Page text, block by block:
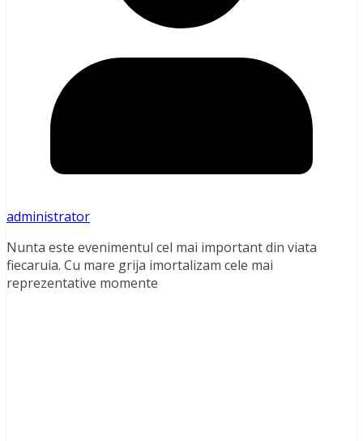
administrator
Nunta este evenimentul cel mai important din viata
fiecaruia. Cu mare grija imortalizam cele mai
reprezentative momente